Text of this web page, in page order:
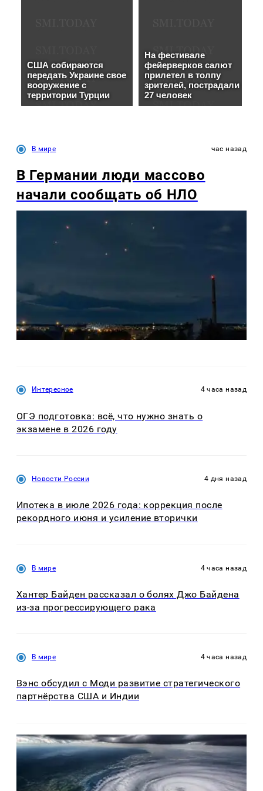
В мире час назад
В Германии люди массово
начали сообщать об НЛО
Интересное 4 часа назад
ОГЭ подготовка: всё, что нужно знать о
экзамене в 2026 году
Новости России 4 дня назад
Ипотека в июле 2026 года: коррекция после
рекордного июня и усиление вторички
В мире 4 часа назад
Хантер Байден рассказал о болях Джо Байдена
из-за прогрессирующего рака
В мире 4 часа назад
Вэнс обсудил с Моди развитие стратегического
партнёрства США и Индии